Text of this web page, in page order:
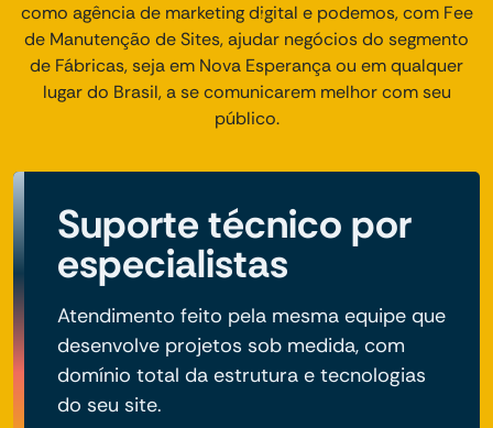
como agência de marketing digital e podemos, com Fee
de Manutenção de Sites, ajudar negócios do segmento
de Fábricas, seja em Nova Esperança ou em qualquer
lugar do Brasil, a se comunicarem melhor com seu
público.
Suporte técnico por
especialistas
Atendimento feito pela mesma equipe que
desenvolve projetos sob medida, com
domínio total da estrutura e tecnologias
do seu site.